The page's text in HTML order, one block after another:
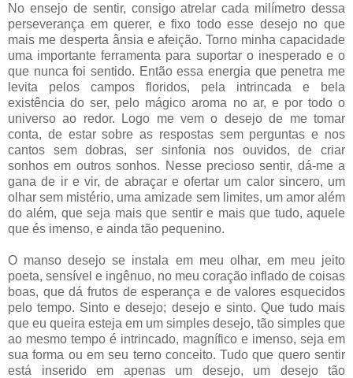
No ensejo de sentir, consigo atrelar cada milímetro dessa
perseverança em querer, e fixo todo esse desejo no que
mais me desperta ânsia e afeição. Torno minha capacidade
uma importante ferramenta para suportar o inesperado e o
que nunca foi sentido. Então essa energia que penetra me
levita pelos campos floridos, pela intrincada e bela
existência do ser, pelo mágico aroma no ar, e por todo o
universo ao redor. Logo me vem o desejo de me tomar
conta, de estar sobre as respostas sem perguntas e nos
cantos sem dobras, ser sinfonia nos ouvidos, de criar
sonhos em outros sonhos. Nesse precioso sentir, dá-me a
gana de ir e vir, de abraçar e ofertar um calor sincero, um
olhar sem mistério, uma amizade sem limites, um amor além
do além, que seja mais que sentir e mais que tudo, aquele
que és imenso, e ainda tão pequenino.
O manso desejo se instala em meu olhar, em meu jeito
poeta, sensível e ingênuo, no meu coração inflado de coisas
boas, que dá frutos de esperança e de valores esquecidos
pelo tempo. Sinto e desejo; desejo e sinto. Que tudo mais
que eu queira esteja em um simples desejo, tão simples que
ao mesmo tempo é intrincado, magnífico e imenso, seja em
sua forma ou em seu terno conceito. Tudo que quero sentir
está inserido em apenas um desejo, um desejo tão